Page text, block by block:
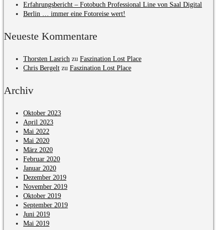
Erfahrungsbericht – Fotobuch Professional Line von Saal Digital
Berlin … immer eine Fotoreise wert!
Neueste Kommentare
Thorsten Lasrich zu Faszination Lost Place
Chris Bergelt zu Faszination Lost Place
Archiv
Oktober 2023
April 2023
Mai 2022
Mai 2020
März 2020
Februar 2020
Januar 2020
Dezember 2019
November 2019
Oktober 2019
September 2019
Juni 2019
Mai 2019